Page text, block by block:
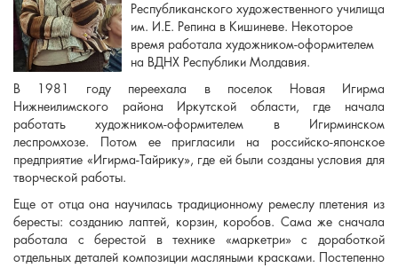
Республиканского художественного училища
им. И.Е. Репина в Кишиневе. Некоторое
время работала художником-оформителем
на ВДНХ Республики Молдавия.
В 1981 году переехала в поселок Новая Игирма
Нижнеилимского района Иркутской области, где начала
работать художником-оформителем в Игирминском
леспромхозе. Потом ее пригласили на российско-японское
предприятие «Игирма-Тайрику», где ей были созданы условия для
творческой работы.
Еще от отца она научилась традиционному ремеслу плетения из
бересты: созданию лаптей, корзин, коробов. Сама же сначала
работала с берестой в технике «маркетри» с доработкой
отдельных деталей композиции масляными красками. Постепенно